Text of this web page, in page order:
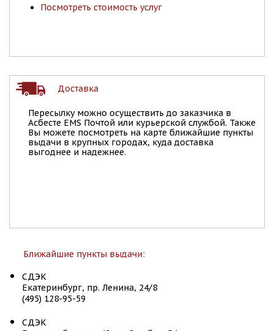
Посмотреть стоимость услуг
Доставка
Пересылку можно осуществить до заказчика в
Асбесте EMS Почтой или курьерской службой. Также
Вы можете посмотреть на карте ближайшие пункты
выдачи в крупных городах, куда доставка
выгоднее и надежнее.
Ближайшие пункты выдачи:
СДЭК
Екатеринбург, пр. Ленина, 24/8
(495) 128-95-59
СДЭК